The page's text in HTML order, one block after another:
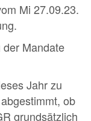
Mi 27.09.23.
Mandate
Jahr zu
ob
grundsätzlich